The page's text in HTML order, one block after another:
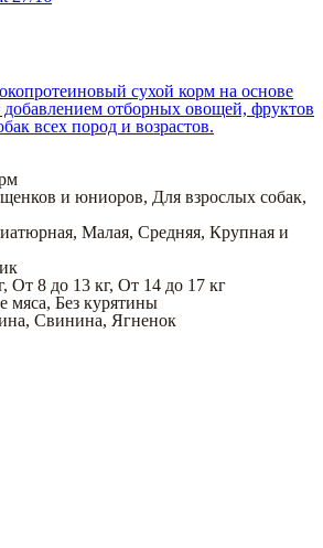
сухой корм на основе
добавлением отборных овощей, фруктов
всех пород и возрастов.
и юниоров, Для взрослых собак,
, Малая, Средняя, Крупная и
, От 8 до 13 кг, От 14 до 17 кг
мяса, Без курятины
, Свинина, Ягненок